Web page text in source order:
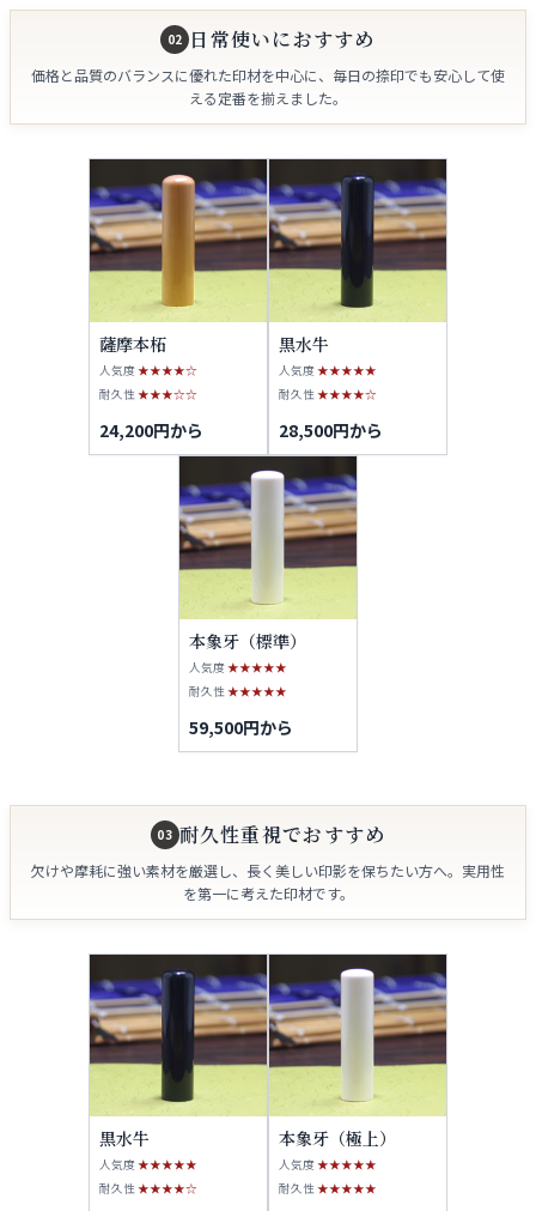
02 日常使いにおすすめ
価格と品質のバランスに優れた印材を中心に、毎日の捺印でも安心して使
える定番を揃えました。
薩摩本柘
人気度★★★★☆
耐久性★★★☆☆
24,200円から
黒水牛
人気度★★★★★
耐久性★★★★☆
28,500円から
本象牙（標準）
人気度★★★★★
耐久性 ★★★★★
59,500円から
03 耐久性重視でおすすめ
欠けや摩耗に強い素材を厳選し、長く美しい印影を保ちたい方へ。実用性
を第一に考えた印材です。
黒水牛
人気度★★★★★
耐久性★★★★☆
本象牙（極上）
人気度★★★★★
耐久性★★★★★